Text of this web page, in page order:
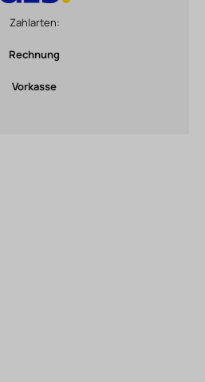
Zahlarten:
Rechnung
Vorkasse